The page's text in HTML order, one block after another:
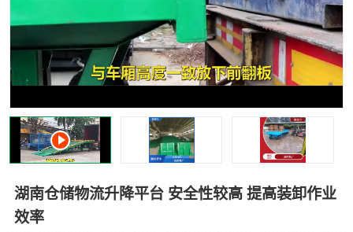
湖南仓储物流升降平台 安全性较高 提高装卸作业
效率